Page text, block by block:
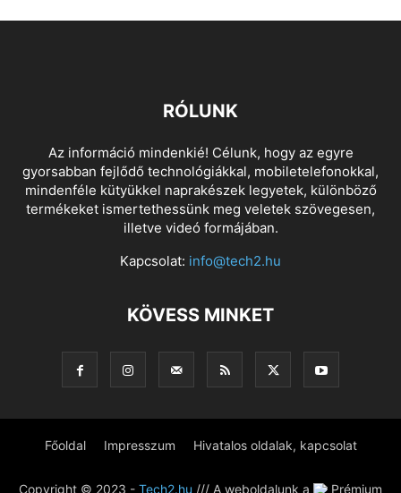
RÓLUNK
Az információ mindenkié! Célunk, hogy az egyre
gyorsabban fejlődő technológiákkal, mobiletelefonokkal,
mindenféle kütyükkel naprakészek legyetek, különböző
termékeket ismertethessünk meg veletek szövegesen,
illetve videó formájában.
Kapcsolat: info@tech2.hu
KÖVESS MINKET
Főoldal Impresszum Hivatalos oldalak, kapcsolat
Copyright © 2023 - Tech2.hu /// A weboldalunk a Prémium